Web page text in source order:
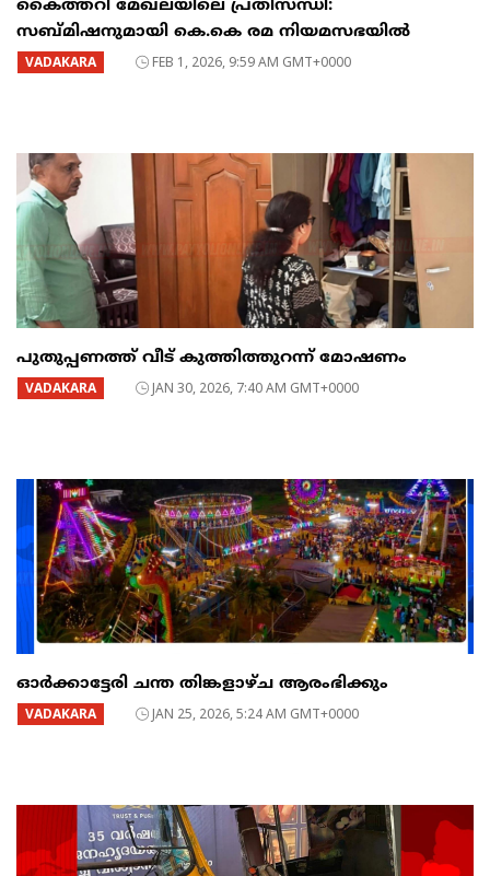
​കൈത്തറി മേഖലയിലെ പ്രതിസന്ധി:
സബ്മിഷനുമായി കെ.കെ രമ നിയമസഭയിൽ
VADAKARA FEB 1, 2026, 9:59 AM GMT+0000
പുതുപ്പണത്ത് വീട് കുത്തിത്തുറന്ന് മോഷണം
VADAKARA JAN 30, 2026, 7:40 AM GMT+0000
ഓർക്കാട്ടേരി ചന്ത തിങ്കളാഴ്ച ആരംഭിക്കും
VADAKARA JAN 25, 2026, 5:24 AM GMT+0000